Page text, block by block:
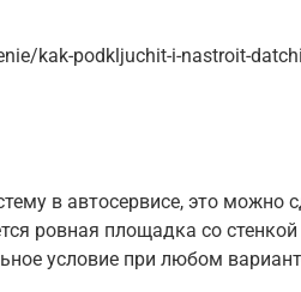
kak-podkljuchit-i-nastroit-
в автосервисе, это можно
ровная площадка со
условие при любом